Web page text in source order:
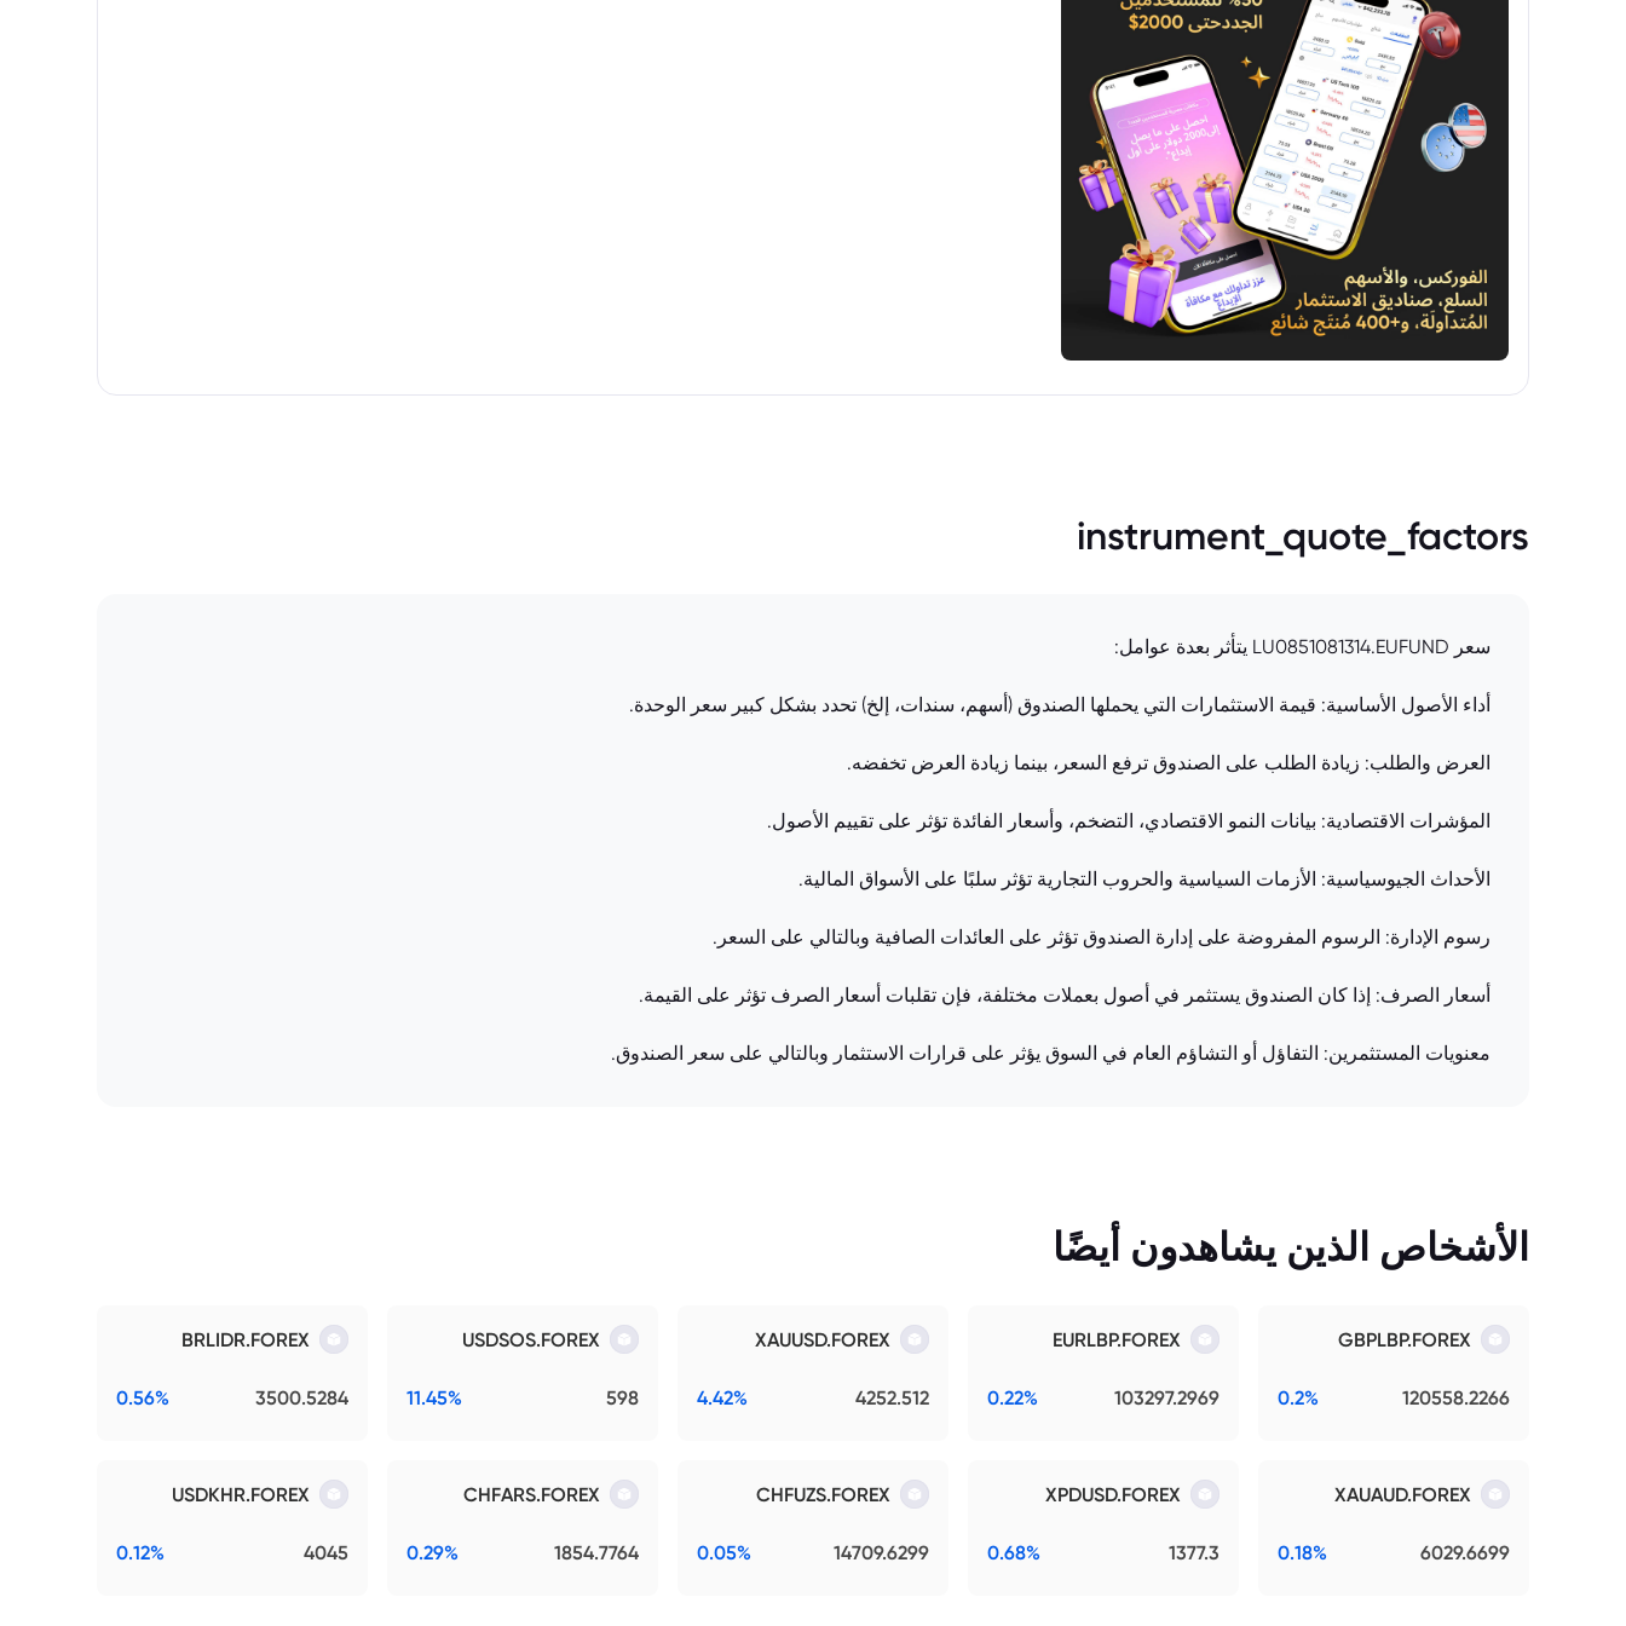
instrument_quote_factors
سعر LU0851081314.EUFUND يتأثر بعدة عوامل:
أداء الأصول الأساسية: قيمة الاستثمارات التي يحملها الصندوق (أسهم، سندات، إلخ) تحدد بشكل كبير سعر الوحدة.
العرض والطلب: زيادة الطلب على الصندوق ترفع السعر، بينما زيادة العرض تخفضه.
المؤشرات الاقتصادية: بيانات النمو الاقتصادي، التضخم، وأسعار الفائدة تؤثر على تقييم الأصول.
الأحداث الجيوسياسية: الأزمات السياسية والحروب التجارية تؤثر سلبًا على الأسواق المالية.
رسوم الإدارة: الرسوم المفروضة على إدارة الصندوق تؤثر على العائدات الصافية وبالتالي على السعر.
أسعار الصرف: إذا كان الصندوق يستثمر في أصول بعملات مختلفة، فإن تقلبات أسعار الصرف تؤثر على القيمة.
معنويات المستثمرين: التفاؤل أو التشاؤم العام في السوق يؤثر على قرارات الاستثمار وبالتالي على سعر الصندوق.
الأشخاص الذين يشاهدون أيضًا
GBPLBP.FOREX
120558.2266
0.2%
EURLBP.FOREX
103297.2969
0.22%
XAUUSD.FOREX
4252.512
4.42%
USDSOS.FOREX
598
11.45%
BRLIDR.FOREX
3500.5284
0.56%
XAUAUD.FOREX
6029.6699
0.18%
XPDUSD.FOREX
1377.3
0.68%
CHFUZS.FOREX
14709.6299
0.05%
CHFARS.FOREX
1854.7764
0.29%
USDKHR.FOREX
4045
0.12%